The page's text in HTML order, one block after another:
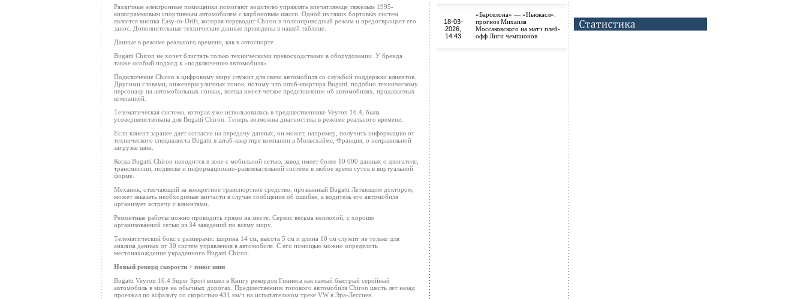
Различные электронные помощники помогают водителю управлять впечатляюще тяжелым 1995-
килограммовым спортивным автомобилем с карбоновым шасси. Одной из таких бортовых систем
является кнопка Easy-to-Drift, которая переводит Chiron в полноприводный режим и предотвращает его
занос. Дополнительные технические данные приведены в нашей таблице.
Данные в режиме реального времени, как в автоспорте
Bugatti Chiron не хочет блистать только техническими превосходствами в оборудовании. У бренда
также особый подход к «подключению автомобиля».
Подключение Chiron к цифровому миру служит для связи автомобиля со службой поддержки клиентов.
Другими словами, инженеры уличных гонок, потому что штаб-квартира Bugatti, подобно техническому
персоналу на автомобильных гонках, всегда имеет четкое представление об автомобилях, продаваемых
компанией.
Телематическая система, которая уже использовалась в предшественнике Veyron 16.4, была
усовершенствована для Bugatti Chiron. Теперь возможна диагностика в режиме реального времени.
Если клиент заранее дает согласие на передачу данных, он может, например, получить информацию от
технического специалиста Bugatti в штаб-квартире компании в Мольсхайме, Франция, о неправильной
загрузке шин.
Когда Bugatti Chiron находится в зоне с мобильной сетью, завод имеет более 10 000 данных о двигателе,
трансмиссии, подвеске и информационно-развлекательной системе в любое время суток в виртуальной
форме.
Механик, отвечающий за конкретное транспортное средство, прозванный Bugatti Летающим доктором,
может заказать необходимые запчасти в случае сообщения об ошибке, а водитель его автомобиля
организует встречу с клиентами.
Ремонтные работы можно проводить прямо на месте. Сервис весьма неплохой, с хорошо
организованной сетью из 34 заведений по всему миру.
Телематический бокс с размерами: ширина 14 см, высота 5 см и длина 10 см служит не только для
анализа данных от 30 систем управления в автомобиле. С его помощью можно определить
местонахождение украденного Bugatti Chiron.
Новый рекорд скорости + износ шин
Bugatti Veyron 16.4 Super Sport вошел в Книгу рекордов Гиннеса как самый быстрый серийный
автомобиль в мире на обычных дорогах. Предшественник топового автомобиля Chiron шесть лет назад
проезжал по асфальту со скоростью 431 км/ч на испытательном треке VW в Эра-Лессиен.
18-03-
2026,
14:43
«Барселона» — «Ньюкасл»:
прогноз Михаила
Моссаковского на матч плей-
офф Лиги чемпионов